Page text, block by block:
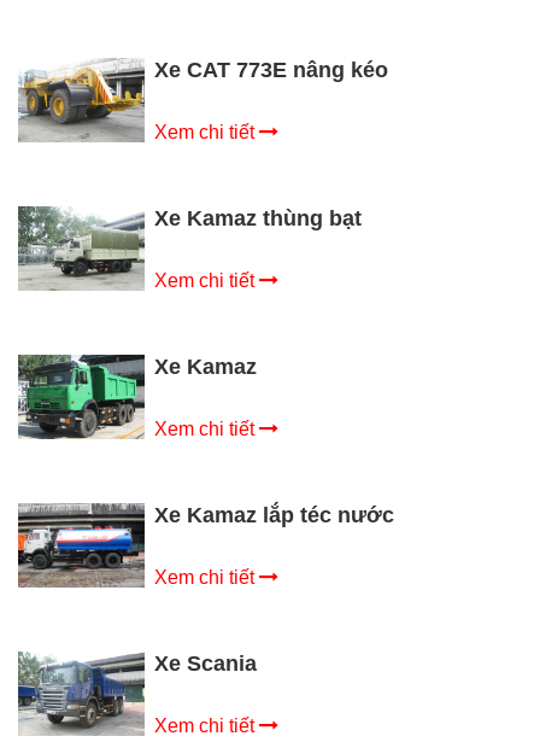
Xe CAT 773E nâng kéo
Xem chi tiết
Xe Kamaz thùng bạt
Xem chi tiết
Xe Kamaz
Xem chi tiết
Xe Kamaz lắp téc nước
Xem chi tiết
Xe Scania
Xem chi tiết